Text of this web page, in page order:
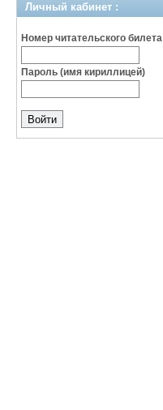
Личный кабинет :
Номер читательского билета
Пароль (имя кириллицей)